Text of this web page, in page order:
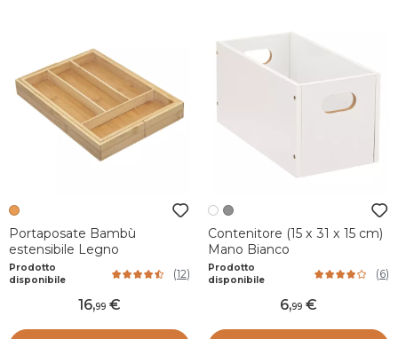
Portaposate Bambù
estensibile Legno
Prodotto
disponibile
(12)
16,99
Contenitore (15 x 31 x 15 cm)
Mano Bianco
Prodotto
disponibile
(6)
6,99